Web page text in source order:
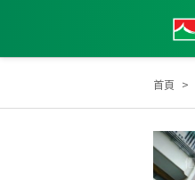
首頁